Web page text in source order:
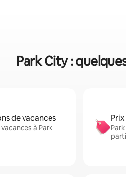
Park City :
de vacances
à Park